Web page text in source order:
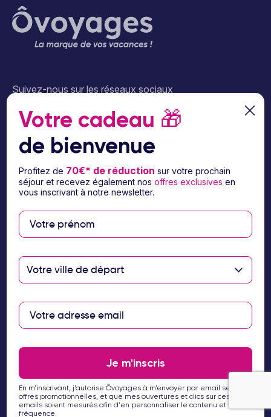
Suivez-nous sur les réseaux sociaux
À propos d’Ôvoyages
Besoin d’aide
Paiement en 3 ou 4
fois par carte
Votre cadeau 🎁
de bienvenue
Profitez de 70€* de réduction sur votre prochain
séjour et recevez également nosoffres exclusives en
vous inscrivant à notre newsletter.
Votre ville de départ
Je m'inscris
En m’inscrivant, j’autorise Ôvoyages à m’envoyer par email ses
offres promotionnelles, et que mes ouvertures et clics sur ces
emails soient mesurés afin d'en personnaliser le contenu et la
fréquence.